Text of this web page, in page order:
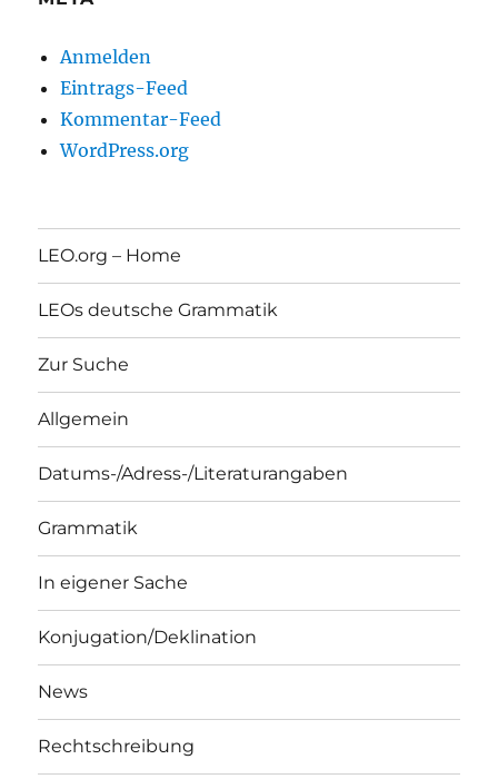
Anmelden
Eintrags-Feed
Kommentar-Feed
WordPress.org
LEO.org – Home
LEOs deutsche Grammatik
Zur Suche
Allgemein
Datums-/Adress-/Literaturangaben
Grammatik
In eigener Sache
Konjugation/Deklination
News
Rechtschreibung